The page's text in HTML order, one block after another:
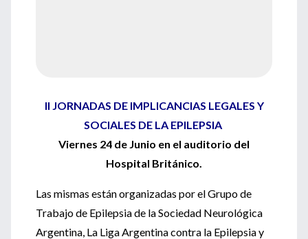
II JORNADAS DE IMPLICANCIAS LEGALES Y
SOCIALES DE LA EPILEPSIA
Viernes 24 de Junio en el auditorio del
Hospital Británico.
Las mismas están organizadas por el Grupo de
Trabajo de Epilepsia de la Sociedad Neurológica
Argentina, La Liga Argentina contra la Epilepsia y